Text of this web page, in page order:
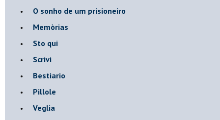
O sonho de um prisioneiro
Memòrias
Sto qui
Scrivi
Bestiario
Pillole
Veglia